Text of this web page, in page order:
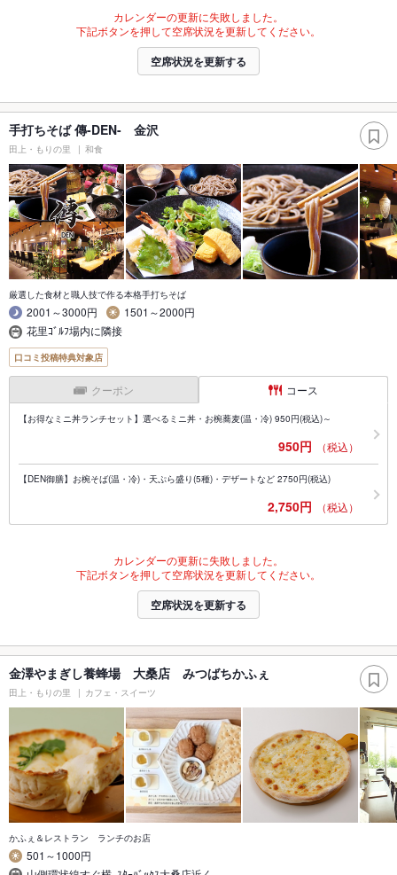
カレンダーの更新に失敗しました。
下記ボタンを押して空席状況を更新してください。
空席状況を更新する
手打ちそば 傳-DEN- 金沢
田上・もりの里 和食
厳選した食材と職人技で作る本格手打ちそば
2001～3000円
1501～2000円
花里ｺﾞﾙﾌ場内に隣接
口コミ投稿特典対象店
クーポン コース
【お得なミニ丼ランチセット】選べるミニ丼・お椀蕎麦(温・冷) 950円(税込)～
950円 （税込）
【DEN御膳】お椀そば(温・冷)・天ぷら盛り(5種)・デザートなど 2750円(税込)
2,750円 （税込）
カレンダーの更新に失敗しました。
下記ボタンを押して空席状況を更新してください。
空席状況を更新する
金澤やまぎし養蜂場 大桑店 みつばちかふぇ
田上・もりの里 カフェ・スイーツ
かふぇ＆レストラン ランチのお店
501～1000円